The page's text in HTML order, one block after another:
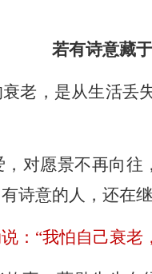
若有诗意藏
老，是从生活丢
对愿景不再向
诗意的人，还在
：“我怕自己衰老